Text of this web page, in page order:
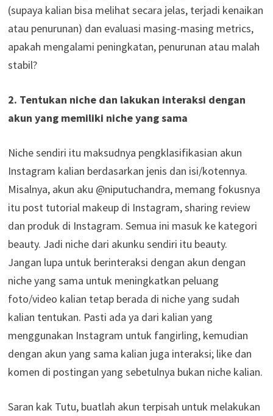
(supaya kalian bisa melihat secara jelas, terjadi kenaikan
atau penurunan) dan evaluasi masing-masing metrics,
apakah mengalami peningkatan, penurunan atau malah
stabil?
2. Tentukan niche dan lakukan interaksi dengan
akun yang memiliki niche yang sama
Niche sendiri itu maksudnya pengklasifikasian akun
Instagram kalian berdasarkan jenis dan isi/kotennya.
Misalnya, akun aku @niputuchandra, memang fokusnya
itu post tutorial makeup di Instagram, sharing review
dan produk di Instagram. Semua ini masuk ke kategori
beauty. Jadi niche dari akunku sendiri itu beauty.
Jangan lupa untuk berinteraksi dengan akun dengan
niche yang sama untuk meningkatkan peluang
foto/video kalian tetap berada di niche yang sudah
kalian tentukan. Pasti ada ya dari kalian yang
menggunakan Instagram untuk fangirling, kemudian
dengan akun yang sama kalian juga interaksi; like dan
komen di postingan yang sebetulnya bukan niche kalian.
Saran kak Tutu, buatlah akun terpisah untuk melakukan